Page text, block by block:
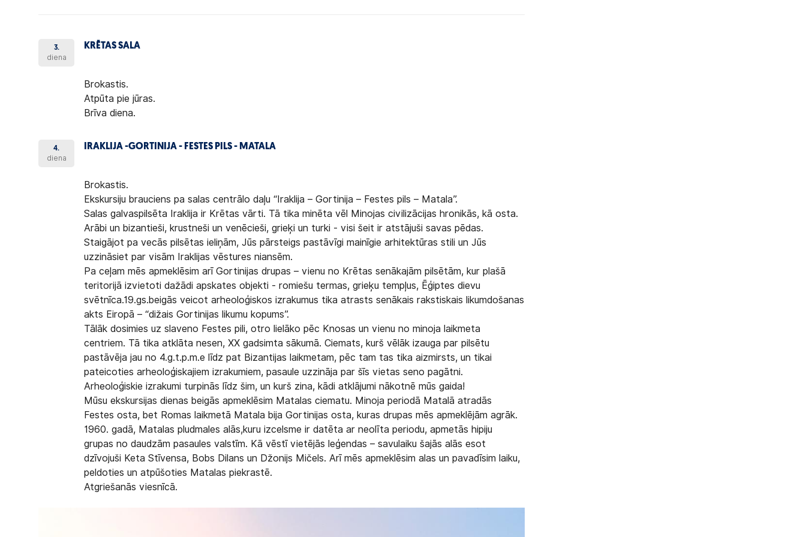
3.
diena
KRĒTAS SALA
Brokastis.
Atpūta pie jūras.
Brīva diena.
4.
diena
IRAKLIJA -GORTINIJA - FESTES PILS - MATALA
Brokastis.
Ekskursiju brauciens pa salas centrālo daļu “Iraklija – Gortinija – Festes pils – Matala”.
Salas galvaspilsēta Iraklija ir Krētas vārti. Tā tika minēta vēl Minojas civilizācijas hronikās, kā osta.
Arābi un bizantieši, krustneši un venēcieši, grieķi un turki - visi šeit ir atstājuši savas pēdas.
Staigājot pa vecās pilsētas ieliņām, Jūs pārsteigs pastāvīgi mainīgie arhitektūras stili un Jūs
uzzināsiet par visām Iraklijas vēstures niansēm.
Pa ceļam mēs apmeklēsim arī Gortinijas drupas – vienu no Krētas senākajām pilsētām, kur plašā
teritorijā izvietoti dažādi apskates objekti - romiešu termas, grieķu tempļus, Ēģiptes dievu
svētnīca.19.gs.beigās veicot arheoloģiskos izrakumus tika atrasts senākais rakstiskais likumdošanas
akts Eiropā – “dižais Gortinijas likumu kopums”.
Tālāk dosimies uz slaveno Festes pili, otro lielāko pēc Knosas un vienu no minoja laikmeta
centriem. Tā tika atklāta nesen, XX gadsimta sākumā. Ciemats, kurš vēlāk izauga par pilsētu
pastāvēja jau no 4.g.t.p.m.e līdz pat Bizantijas laikmetam, pēc tam tas tika aizmirsts, un tikai
pateicoties arheoloģiskajiem izrakumiem, pasaule uzzināja par šīs vietas seno pagātni.
Arheoloģiskie izrakumi turpinās līdz šim, un kurš zina, kādi atklājumi nākotnē mūs gaida!
Mūsu ekskursijas dienas beigās apmeklēsim Matalas ciematu. Minoja periodā Matalā atradās
Festes osta, bet Romas laikmetā Matala bija Gortinijas osta, kuras drupas mēs apmeklējām agrāk.
1960. gadā, Matalas pludmales alās,kuru izcelsme ir datēta ar neolīta periodu, apmetās hipiju
grupas no daudzām pasaules valstīm. Kā vēstī vietējās leģendas – savulaiku šajās alās esot
dzīvojuši Keta Stīvensa, Bobs Dilans un Džonijs Mičels. Arī mēs apmeklēsim alas un pavadīsim laiku,
peldoties un atpūšoties Matalas piekrastē.
Atgriešanās viesnīcā.